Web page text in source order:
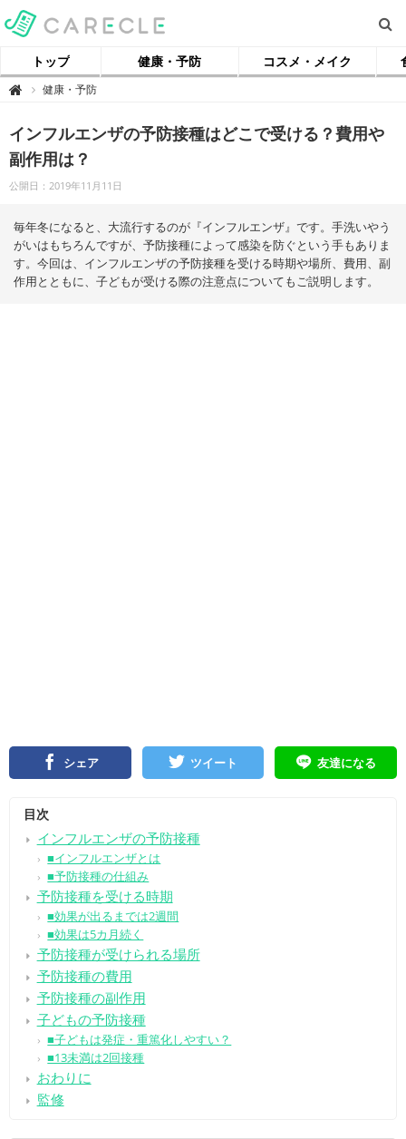
トップ 健康・予防 コスメ・メイク
 【
ル
】
健康・予防
インフルエンザの予防接種はどこで受ける？費用や
副作用は？
公開日：2019年11月11日
毎年冬になると、大流行するのが『インフルエンザ』です。手洗いやう
がいはもちろんですが、予防接種によって感染を防ぐという手もありま
す。今回は、インフルエンザの予防接種を受ける時期や場所、費用、副
作用とともに、子どもが受ける際の注意点についてもご説明します。
シェア ツイート 友達になる
目次
インフルエンザの予防接種
■インフルエンザとは
■予防接種の仕組み
予防接種を受ける時期
■効果が出るまでは2週間
■効果は5カ月続く
予防接種が受けられる場所
予防接種の費用
予防接種の副作用
子どもの予防接種
■子どもは発症・重篤化しやすい？
■13未満は2回接種
おわりに
監修